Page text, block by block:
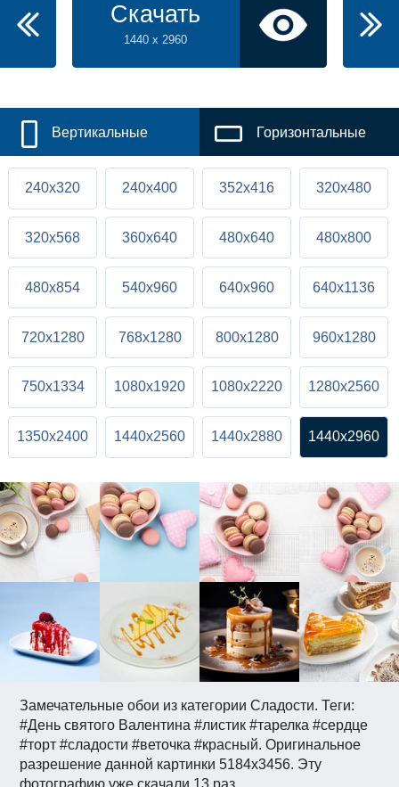
Замечательные обои из категории Сладости. Теги:
#День святого Валентина #листик #тарелка #сердце
#торт #сладости #веточка #красный. Оригинальное
разрешение данной картинки 5184x3456. Эту
Скачать
1440 x 2960
Вертикальные Горизонтальные
240x320 240x400 352x416 320x480
320x568 360x640 480x640 480x800
480x854 540x960 640x960 640x1136
720x1280 768x1280 800x1280 960x1280
750x1334 1080x1920 1080x2220 1280x2560
1350x2400 1440x2560 1440x2880 1440x2960